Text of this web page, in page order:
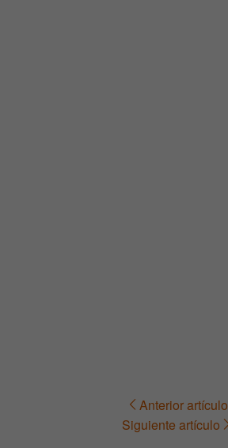
Navegación Anterior artículo
Siguiente artículo